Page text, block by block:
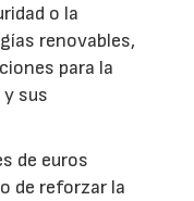
o la
renovables,
para la
sus
de euros
de reforzar la